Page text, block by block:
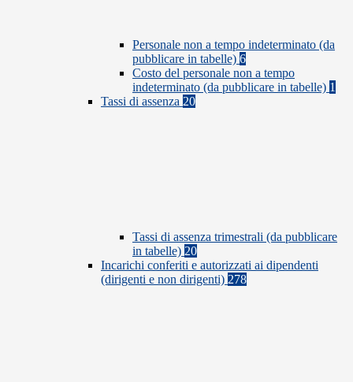
Personale non a tempo indeterminato (da
pubblicare in tabelle) 6
Costo del personale non a tempo
indeterminato (da pubblicare in tabelle) 1
Tassi di assenza 20
Tassi di assenza trimestrali (da pubblicare
in tabelle) 20
Incarichi conferiti e autorizzati ai dipendenti
(dirigenti e non dirigenti) 278